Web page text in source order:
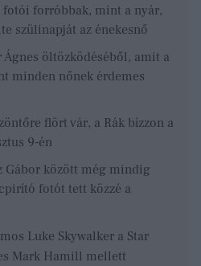
forróbbak, mint a nyár,
szülinapját az énekesnő
öltözködéséből, amit a
minden nőnek érdemes
flört vár, a Rák bízzon a
9-én
Gábor között még mindig
fotót tett közzé a
Luke Skywalker a Star
Mark Hamill mellett